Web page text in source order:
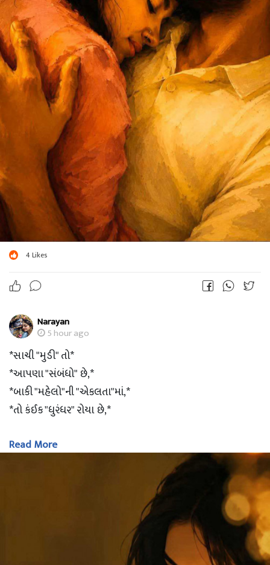
4Likes
Narayan
5 hour ago
*સાચી "મુડી" તો*
*આપણા "સંબંધો" છે,*
*બાકી "મહેલો"ની "એકલતા"માં,*
*તો કંઈક "ધુરંધર" રોયા છે,*
*"માટી" જ આપણને*
Read More